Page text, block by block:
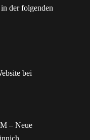
der folgenden
bei
– Neue